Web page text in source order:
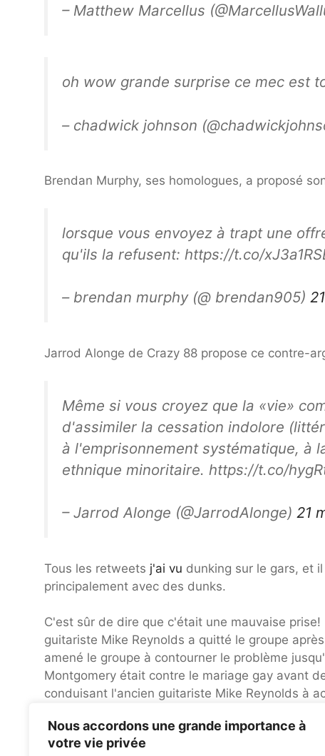
Nous accordons une grande importance à
votre vie privée
– Matthew Marcellus
oh wow grande surprise ce mec est
– chadwick johnson
Brendan Murphy, ses homologues, a proposé
lorsque vous envoyez à trapt une
qu'ils la refusent: https://t.co/
– brendan murphy (@ brendan905)
Jarrod Alonge de Crazy 88 propose ce contre-
Même si vous croyez que la «vie»
d'assimiler la cessation indolore
à l'emprisonnement systématique, à
ethnique minoritaire. https://t.co/
– Jarrod Alonge (@JarrodAlonge) 21
Tous les retweets j'ai vu dunking sur le gars, et
principalement avec des dunks.
C'est sûr de dire que c'était une mauvaise
guitariste Mike Reynolds a quitté le groupe
amené le groupe à contourner le problème
Montgomery était contre le mariage gay avant
conduisant l'ancien guitariste Mike Reynolds à
raison de son changement de position sur le
l'année dernière, lorsque le remplaçant de
fondées sur leurs croyances religieuses.